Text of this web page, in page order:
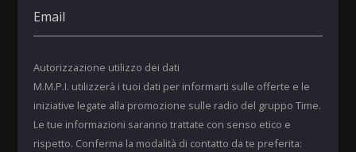
Autorizzazione utilizzo dei dati
M.M.P.I. utilizzerà i tuoi dati per informarti sulle offerte e le
iniziative legate alla promozione sulle radio del gruppo Time.
Le tue informazioni saranno trattate con senso etico e
rispetto. Conferma la modalità di contatto da te preferita: